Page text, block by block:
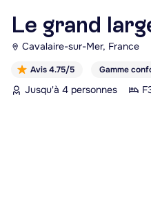
Le grand
Cavalaire-sur-Mer, France
Avis 4.75/5 Gamme
Jusqu'à 4 personnes